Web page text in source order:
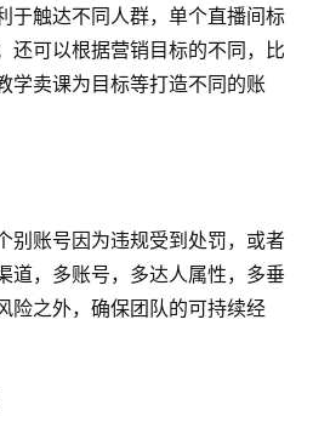
于触达不同人群，单个直播间标
还可以根据营销目标的不同，比
学卖课为目标等打造不同的账
别账号因为违规受到处罚，或者
道，多账号，多达人属性，多垂
险之外，确保团队的可持续经